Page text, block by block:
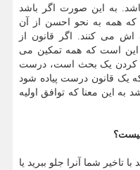
به این صورت اگر باشد
که همه به نحو احسن از آن
اش می کنند. اگر قانون از
این است که همه تمکین می
کردن یک بحث است، درست
یک قانون درست پیاده شود
به این معنا که توافق اولیه
تاخیر شما آنرا جلو ببرید یا